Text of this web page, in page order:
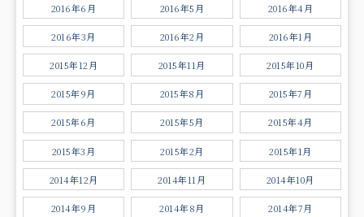
2016年6月 2016年5月 2016年4月
2016年3月 2016年2月 2016年1月
2015年12月 2015年11月 2015年10月
2015年9月 2015年8月 2015年7月
2015年6月 2015年5月 2015年4月
2015年3月 2015年2月 2015年1月
2014年12月 2014年11月 2014年10月
2014年9月 2014年8月 2014年7月